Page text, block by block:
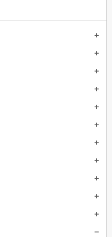











